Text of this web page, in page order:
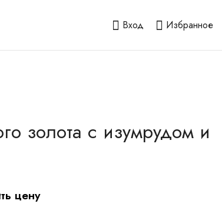
Вход Избранное
золота с изумрудом и
цену